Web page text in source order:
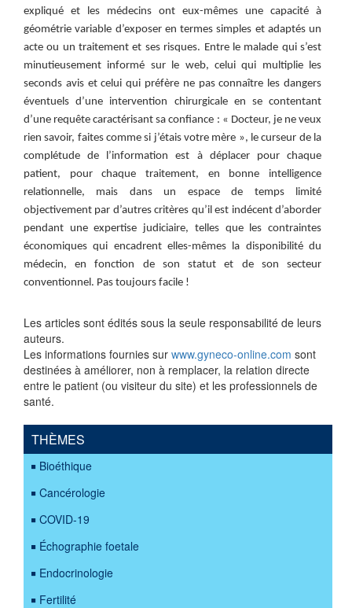
expliqué et les médecins ont eux-mêmes une capacité à
géométrie variable d’exposer en termes simples et adaptés un
acte ou un traitement et ses risques. Entre le malade qui s’est
minutieusement informé sur le web, celui qui multiplie les
seconds avis et celui qui préfère ne pas connaître les dangers
éventuels d’une intervention chirurgicale en se contentant
d’une requête caractérisant sa confiance : « Docteur, je ne veux
rien savoir, faites comme si j’étais votre mère », le curseur de la
complétude de l’information est à déplacer pour chaque
patient, pour chaque traitement, en bonne intelligence
relationnelle, mais dans un espace de temps limité
objectivement par d’autres critères qu’il est indécent d’aborder
pendant une expertise judiciaire, telles que les contraintes
économiques qui encadrent elles-mêmes la disponibilité du
médecin, en fonction de son statut et de son secteur
conventionnel. Pas toujours facile !
Les articles sont édités sous la seule responsabilité de leurs
auteurs.
Les informations fournies sur www.gyneco-online.com sont
destinées à améliorer, non à remplacer, la relation directe
entre le patient (ou visiteur du site) et les professionnels de
santé.
THÈMES
Bioéthique
Cancérologie
COVID-19
Échographie foetale
Endocrinologie
Fertilité